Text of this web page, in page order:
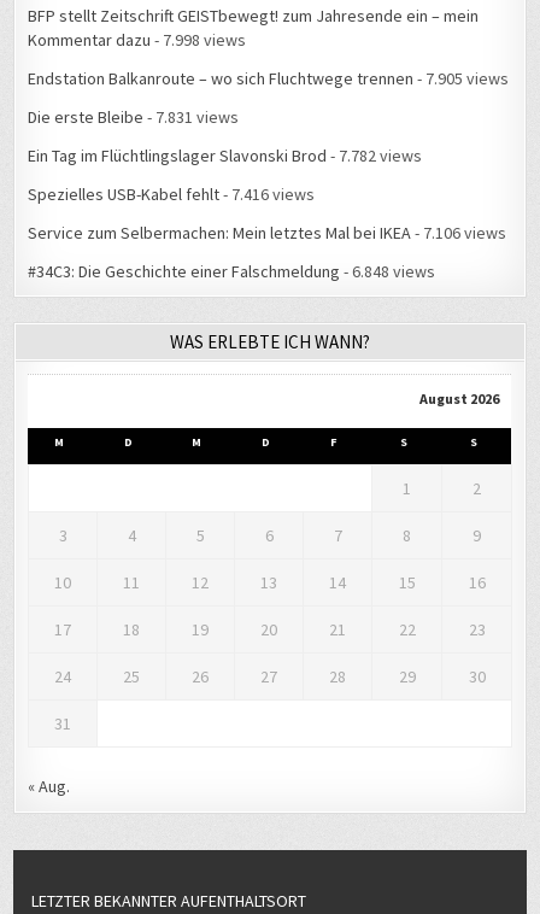
BFP stellt Zeitschrift GEISTbewegt! zum Jahresende ein – mein
Kommentar dazu - 7.998 views
Endstation Balkanroute – wo sich Fluchtwege trennen - 7.905 views
Die erste Bleibe - 7.831 views
Ein Tag im Flüchtlingslager Slavonski Brod - 7.782 views
Spezielles USB-Kabel fehlt- 7.416 views
Service zum Selbermachen: Mein letztes Mal bei IKEA- 7.106 views
#34C3: Die Geschichte einer Falschmeldung - 6.848 views
WAS ERLEBTE ICH WANN?
August 2026
M D M D F S S
1 2
3 4 5 6 7 8 9
10 11 12 13 14 15 16
17 18 19 20 21 22 23
24 25 26 27 28 29 30
31
« Aug.
LETZTER BEKANNTER AUFENTHALTSORT